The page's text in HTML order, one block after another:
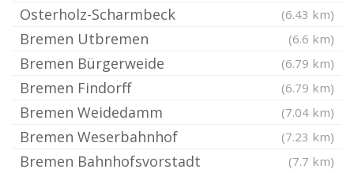
Osterholz-Scharmbeck (6.43 km)
Bremen Utbremen (6.6 km)
Bremen Bürgerweide (6.79 km)
Bremen Findorff (6.79 km)
Bremen Weidedamm (7.04 km)
Bremen Weserbahnhof (7.23 km)
Bremen Bahnhofsvorstadt (7.7 km)